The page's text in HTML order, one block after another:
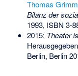
Thomas Grimm
Bilanz der
1993, ISBN 3-
2015: Theater
Berlin, Berlin